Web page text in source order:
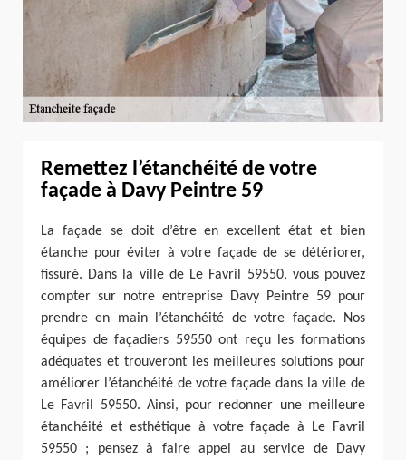
Remettez l’étanchéité de votre
façade à Davy Peintre 59
La façade se doit d’être en excellent état et bien
étanche pour éviter à votre façade de se détériorer,
fissuré. Dans la ville de Le Favril 59550, vous pouvez
compter sur notre entreprise Davy Peintre 59 pour
prendre en main l’étanchéité de votre façade. Nos
équipes de façadiers 59550 ont reçu les formations
adéquates et trouveront les meilleures solutions pour
améliorer l’étanchéité de votre façade dans la ville de
Le Favril 59550. Ainsi, pour redonner une meilleure
étanchéité et esthétique à votre façade à Le Favril
59550 ; pensez à faire appel au service de Davy